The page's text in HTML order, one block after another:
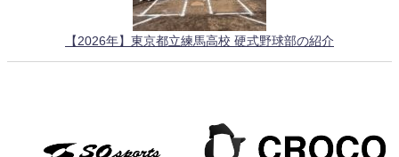
【2026年】東京都立練馬高校 硬式野球部の紹介